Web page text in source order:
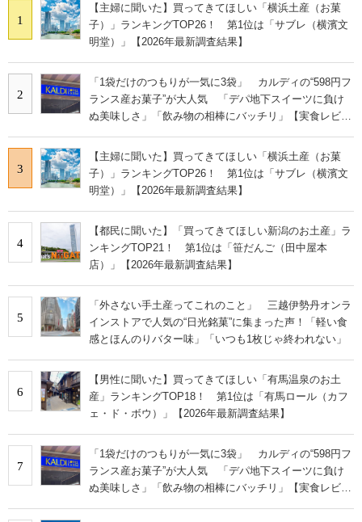
1
【主婦に聞いた】買ってきてほしい「横浜土産（お菓
子）」ランキングTOP26！ 第1位は「サブレ（横濱文
明堂）」【2026年最新調査結果】
2
「1袋だけのつもりが一気に3袋」 カルディの“598円フ
ランス産お菓子”が大人気 「デパ地下スイーツに負け
ぬ美味しさ」「飲み物の相棒にバッチリ」【実食レビュ
3
【主婦に聞いた】買ってきてほしい「横浜土産（お菓
子）」ランキングTOP26！ 第1位は「サブレ（横濱文
明堂）」【2026年最新調査結果】
4
【都民に聞いた】「買ってきてほしい新潟のお土産」ラ
ンキングTOP21！ 第1位は「笹だんご（田中屋本
店）」【2026年最新調査結果】
5
「外さない手土産ってこれのこと」 三越伊勢丹オンラ
インストアで人気の“日光銘菓”に集まった声！「軽い食
感とほんのりバター味」「いつも1枚じゃ終われない」
6
【男性に聞いた】買ってきてほしい「有馬温泉のお土
産」ランキングTOP18！ 第1位は「有馬ロール（カフ
ェ・ド・ボウ）」【2026年最新調査結果】
7
「1袋だけのつもりが一気に3袋」 カルディの“598円フ
ランス産お菓子”が大人気 「デパ地下スイーツに負け
ぬ美味しさ」「飲み物の相棒にバッチリ」【実食レビュ